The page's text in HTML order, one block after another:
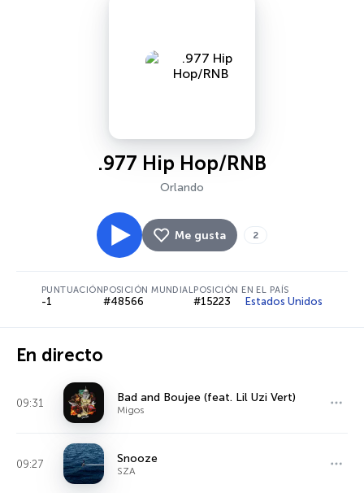
.977 Hip Hop/RNB
Orlando
Me gusta 2
PUNTUACIÓN
-1
POSICIÓN MUNDIAL
#48566
POSICIÓN EN EL PAÍS
#15223 Estados Unidos
En directo
09:31 Bad and Boujee (feat. Lil Uzi Vert)
Migos
09:27 Snooze
SZA